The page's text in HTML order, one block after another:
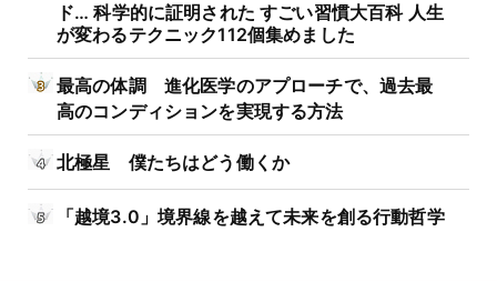
ド… 科学的に証明された すごい習慣大百科 人生
が変わるテクニック112個集めました
最高の体調 進化医学のアプローチで、過去最
高のコンディションを実現する方法
北極星 僕たちはどう働くか
「越境3.0」境界線を越えて未来を創る行動哲学